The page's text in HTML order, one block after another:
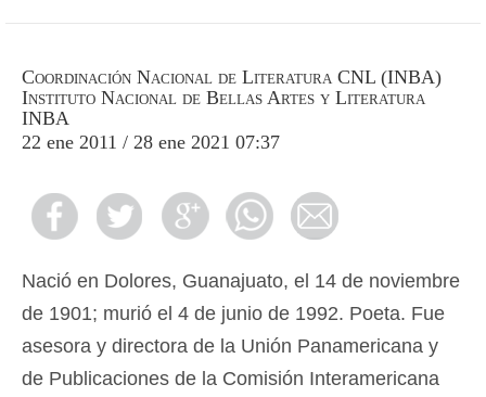
Coordinación Nacional de Literatura CNL (INBA)
Instituto Nacional de Bellas Artes y Literatura
INBA
22 ene 2011 / 28 ene 2021 07:37
Nació en Dolores, Guanajuato, el 14 de noviembre
de 1901; murió el 4 de junio de 1992. Poeta. Fue
asesora y directora de la Unión Panamericana y
de Publicaciones de la Comisión Interamericana